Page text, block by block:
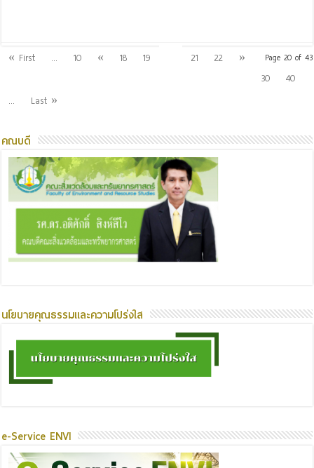
Page 20 of 43
« First ... 10 « 18 19 21 22
»
30
40
...
Last »
คณบดี
นโยบายคุณธรรมและความโปร่งใส
e-Service ENVI